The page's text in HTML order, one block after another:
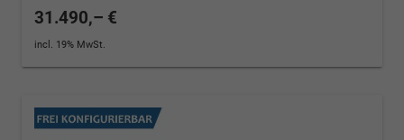
31.490,– €
incl. 19% MwSt.